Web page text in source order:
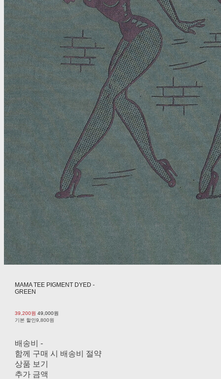
MAMA TEE PIGMENT DYED -
GREEN
39,200원 49,000원
기본 할인9,800원
배송비 -
함께 구매 시 배송비 절약
상품 보기
추가 금액